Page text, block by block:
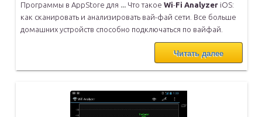
Программы в AppStore для ... Что такое Wi-Fi Analyzer iOS:
как сканировать и анализировать вай-фай сети. Все больше
домашних устройств способно подключаться по вайфай.
Читать далее